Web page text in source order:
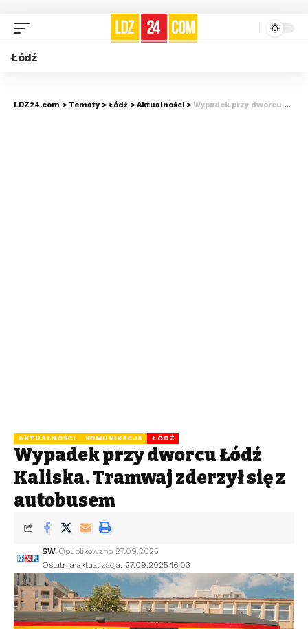
Łódź
LDZ24.com > Tematy > Łódź > Aktualności > Wypadek przy dworcu Łódź Kaliska. Tramwaj zderzył się z autobusem
AKTUALNOŚCI KOMUNIKACJA ŁÓDŹ
Wypadek przy dworcu Łódź
Kaliska. Tramwaj zderzył się z
autobusem
Ostatnia aktualizacja: 27.09.2025 16:03
SW Opublikowano 27.09.2025